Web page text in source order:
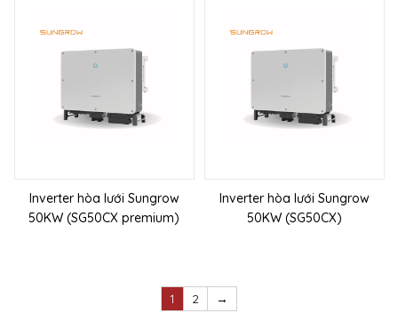
Inverter hòa lưới Sungrow
50KW (SG50CX premium)
Inverter hòa lưới Sungrow
50KW (SG50CX)
1 2 →